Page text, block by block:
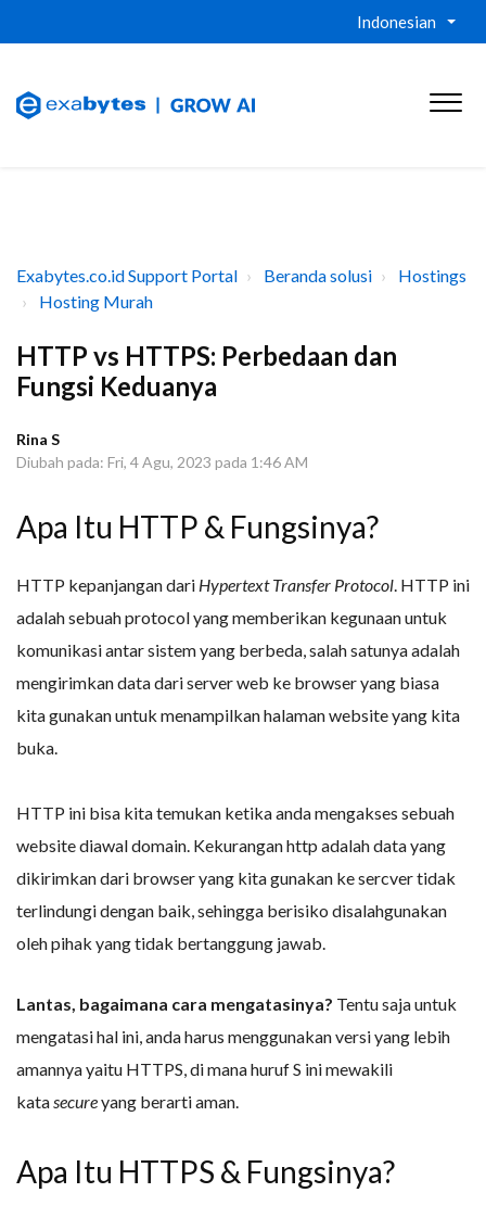
Indonesian
Exabytes.co.id Support Portal Beranda solusi
Hostings
Hosting Murah
HTTP vs HTTPS: Perbedaan dan
Fungsi Keduanya
Rina S
Diubah pada: Fri, 4 Agu, 2023 pada 1:46 AM
Apa Itu HTTP & Fungsinya?
HTTP kepanjangan dari Hypertext Transfer Protocol. HTTP ini
adalah sebuah protocol yang memberikan kegunaan untuk
komunikasi antar sistem yang berbeda, salah satunya adalah
mengirimkan data dari server web ke browser yang biasa
kita gunakan untuk menampilkan halaman website yang kita
buka.
HTTP ini bisa kita temukan ketika anda mengakses sebuah
website diawal domain. Kekurangan http adalah data yang
dikirimkan dari browser yang kita gunakan ke sercver tidak
terlindungi dengan baik, sehingga berisiko disalahgunakan
oleh pihak yang tidak bertanggung jawab.
Lantas, bagaimana cara mengatasinya? Tentu saja untuk
mengatasi hal ini, anda harus menggunakan versi yang lebih
amannya yaitu HTTPS, di mana huruf S ini mewakili
katasecureyang berarti aman.
Apa Itu HTTPS & Fungsinya?